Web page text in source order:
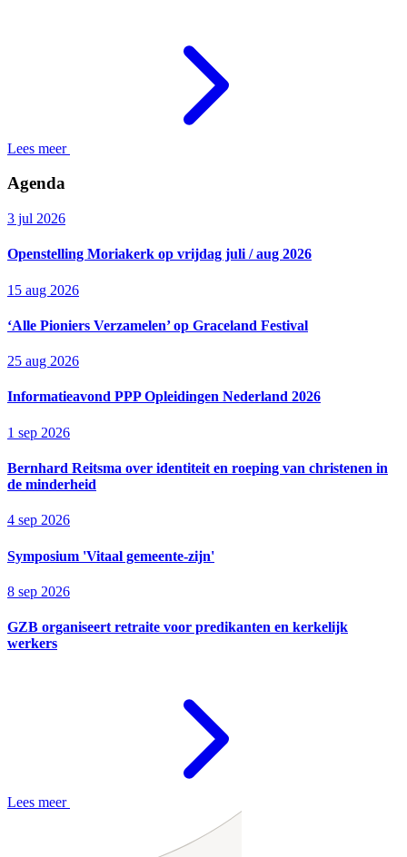
Lees meer
Agenda
3 jul 2026
Openstelling Moriakerk op vrijdag juli / aug 2026
15 aug 2026
‘Alle Pioniers Verzamelen’ op Graceland Festival
25 aug 2026
Informatieavond PPP Opleidingen Nederland 2026
1 sep 2026
Bernhard Reitsma over identiteit en roeping van christenen in
de minderheid
4 sep 2026
Symposium 'Vitaal gemeente-zijn'
8 sep 2026
GZB organiseert retraite voor predikanten en kerkelijk
werkers
Lees meer